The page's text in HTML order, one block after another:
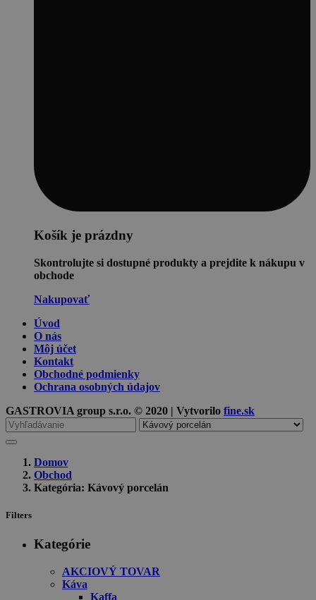
Košík je prázdny
Skontrolujte si dostupné produkty a prejdite k nákupu v
obchode
Nakupovať
Úvod
O nás
Môj účet
Kontakt
Obchodné podmienky
Ochrana osobných údajov
GASTROVIA group s.r.o. © 2020 | Vytvorilo fine.sk
Vyhľadávanie
pre
Domov
Obchod
Kategória: Kávový porcelán
Filters
Kategórie
AKCIOVÝ TOVAR
Káva
Kaffa